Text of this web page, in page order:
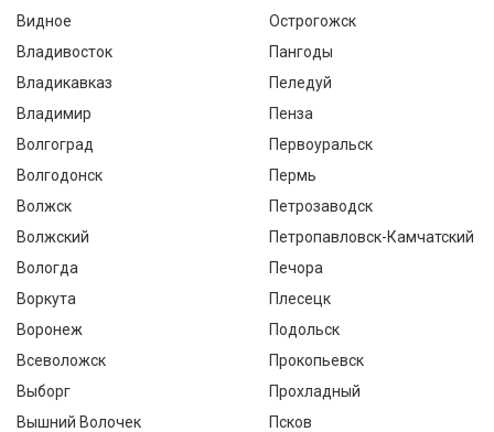
Видное
Владивосток
Владикавказ
Владимир
Волгоград
Волгодонск
Волжск
Волжский
Вологда
Воркута
Воронеж
Всеволожск
Выборг
Вышний Волочек
Острогожск
Пангоды
Пеледуй
Пенза
Первоуральск
Пермь
Петрозаводск
Петропавловск-Камчатский
Печора
Плесецк
Подольск
Прокопьевск
Прохладный
Псков